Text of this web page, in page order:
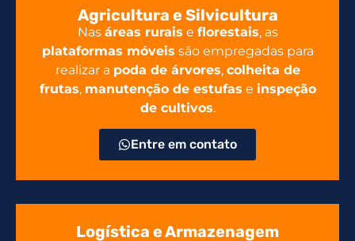
Agricultura e Silvicultura
Nas áreas rurais e florestais, as
plataformas móveis são empregadas para
realizar a poda de árvores, colheita de
frutas, manutenção de estufas e inspeção
de cultivos.
Entre em contato
Logística e Armazenagem